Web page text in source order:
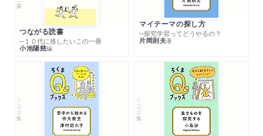
つながる読書
─１０代に推したいこの一冊
小池陽慈編
マイテーマの探し方
─探究学習ってどうやるの？
片岡則夫著
シリーズ・全集 シリーズ・全集